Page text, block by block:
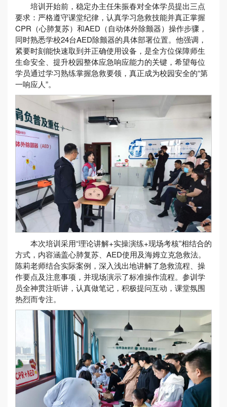
培训开始前，稳定办主任朱振春对全体学员提出三点
要求：严格遵守课堂纪律，认真学习急救技能并真正掌握
CPR（心肺复苏）和AED（自动体外除颤器）操作步骤，
同时熟悉学校24台AED除颤器的具体部署位置。他强调，
紧要时刻能快速取到并正确使用设备，是全方位保障师生
生命安全、提升校园整体应急响应能力的关键，希望每位
学员通过学习熟练掌握急救要领，真正成为校园安全的“第
一响应人”。
本次培训采用“理论讲解+实操演练+现场考核”相结合的
方式，内容涵盖心肺复苏、AED使用及海姆立克急救法。
陈莉老师结合实际案例，深入浅出地讲解了急救流程、操
作要点及注意事项，并现场演示了标准操作流程。参训学
员全神贯注听讲，认真做笔记，积极提问互动，课堂氛围
热烈而专注。